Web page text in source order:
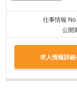
仕事情報
公開
求人情報詳細